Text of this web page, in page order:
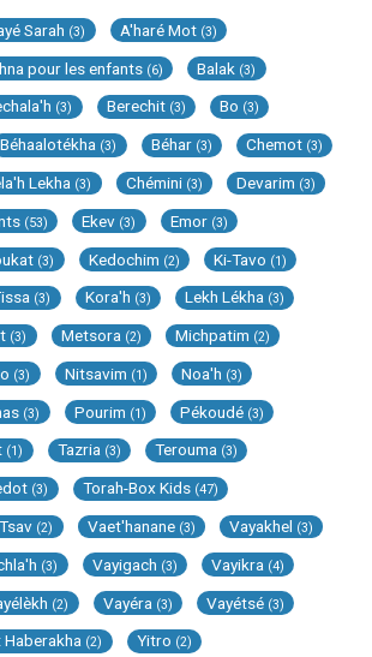
Sarah (3) A'haré Mot (3)
pour les enfants (6) Balak (3)
(3) Berechit (3) Bo (3)
Béhaalotékha (3) Béhar (3) Chemot (3)
Lekha (3) Chémini (3) Devarim (3)
(53) Ekev (3) Emor (3)
(3) Kedochim (2) Ki-Tavo (1)
(3) Kora'h (3) Lekh Lékha (3)
(3) Metsora (2) Michpatim (2)
(3) Nitsavim (1) Noa'h (3)
(3) Pourim (1) Pékoudé (3)
(1) Tazria (3) Terouma (3)
(3) Torah-Box Kids (47)
Tsav (2) Vaet'hanane (3) Vayakhel (3)
(3) Vayigach (3) Vayikra (4)
(2) Vayéra (3) Vayétsé (3)
(2) Yitro (2)